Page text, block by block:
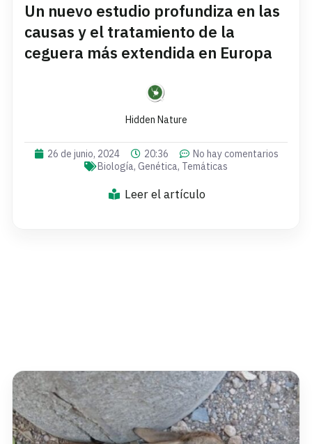
Un nuevo estudio profundiza en las
causas y el tratamiento de la
ceguera más extendida en Europa
Hidden Nature
26 de junio, 2024 20:36
No hay comentarios
Biología, Genética, Temáticas
Leer el artículo